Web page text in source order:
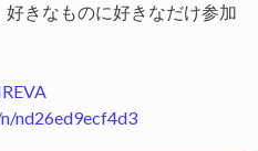
きなものに好きなだけ参加
nd26ed9ecf4d3